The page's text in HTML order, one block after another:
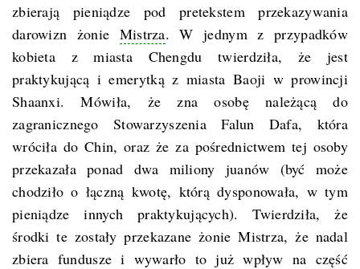
zbierają pieniądze pod pretekstem przekazywania
darowizn żonie Mistrza. W jednym z przypadków
kobieta z miasta Chengdu twierdziła, że jest
praktykującą i emerytką z miasta Baoji w prowincji
Shaanxi. Mówiła, że zna osobę należącą do
zagranicznego Stowarzyszenia Falun Dafa, która
wróciła do Chin, oraz że za pośrednictwem tej osoby
przekazała ponad dwa miliony juanów (być może
chodziło o łączną kwotę, którą dysponowała, w tym
pieniądze innych praktykujących). Twierdziła, że
środki te zostały przekazane żonie Mistrza, że nadal
zbiera fundusze i wywarło to już wpływ na część